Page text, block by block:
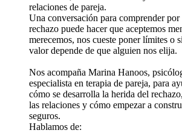
relaciones de pareja.
Una conversación para comprender
rechazo puede hacer que aceptemos
merecemos, nos cueste poner límites o
valor depende de que alguien nos elija.
Nos acompaña Marina Hanoos,
especialista en terapia de pareja, para
cómo se desarrolla la herida del
las relaciones y cómo empezar a
seguros.
Hablamos de: